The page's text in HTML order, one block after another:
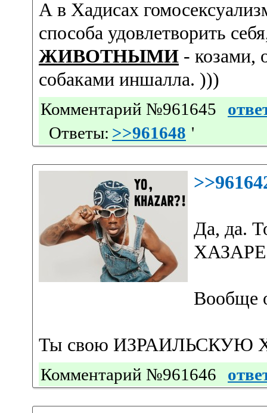
А в Хадисах
способа удовлетворить
ЖИВОТНЫМИ - козами,
собаками иншaлла. )))
Комментарий №961645
Ответы: >>961648 '
Да, да.
Вообще
Ты свою ИЗРАИЛЬСКУЮ
Комментарий №961646